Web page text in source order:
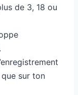
de 3, 18 ou
sur ton